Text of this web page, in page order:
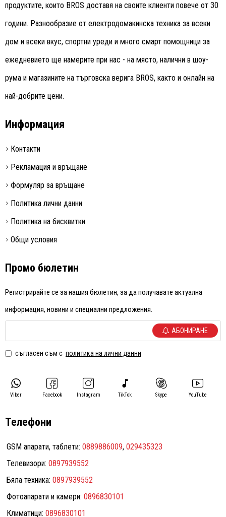
продуктите, които BROS доставя на своите клиенти повече от 30
години. Разнообразие от електродомакинска техника за всеки
дом и всеки вкус, спортни уреди и много смарт помощници за
ежедневието ще намерите при нас - на място, налични в шоу-
рума и магазините на търговска верига BROS, както и онлайн на
най-добрите цени.
Информация
Контакти
Рекламация и връщане
Формуляр за връщане
Политика лични данни
Политика на бисквитки
Общи условия
Промо бюлетин
Регистрирайте се за нашия бюлетин, за да получавате актуална
информация, новини и специални предложения.
АБОНИРАНЕ
съгласен съм с политика на лични данни
Viber Facebook Instagram TikTok Skype YouTube
Телефони
GSM апарати, таблети: 0889886009, 029435323
Телевизори: 0897939552
Бяла техника: 0897939552
Фотоапарати и камери: 0896830101
Климатици: 0896830101